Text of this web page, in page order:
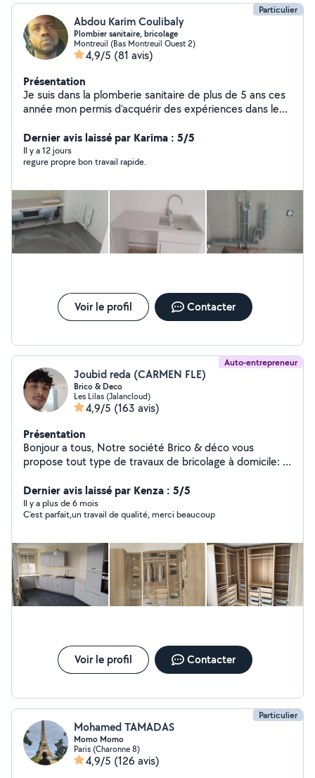
Particulier
Abdou Karim Coulibaly
Plombier sanitaire, bricolage
Montreuil (Bas Montreuil Ouest 2)
4,9/5 (81 avis)
Présentation
Je suis dans la plomberie sanitaire de plus de 5 ans ces
année mon permis d'acquérir des expériences dans le
prestations
Dernier avis laissé par Karima : 5/5
Il y a 12 jours
regure propre bon travail rapide.
Voir le profil Contacter
Auto-entrepreneur
Joubid reda (CARMEN FLE)
Brico & Deco
Les Lilas (Jalancloud)
4,9/5 (163 avis)
Présentation
Bonjour a tous, Notre société Brico & déco vous
propose tout type de travaux de bricolage à domicile: -
Décoration intérieur (fixation d'étagère, tableau, miroir
etc...) -Électricité (installation de luminaire, prise,
interrupteur etc...) -Plomberie (tuyauterie PVC,
peint - Pose de carrelage - Jardinage ( nettoyage de
terrasse, pose et construction de terrasse en bois ou
en PVC..) -Tout autre travaux (j'étudie toutes les
demandes). Tarif: Sur devis Carmen et Reda
Brico&déco
Dernier avis laissé par Kenza : 5/5
Il y a plus de 6 mois
C’est parfait,un travail de qualité, merci beaucoup
Voir le profil Contacter
Particulier
Mohamed TAMADAS
Momo Momo
Paris (Charonne 8)
4,9/5 (126 avis)